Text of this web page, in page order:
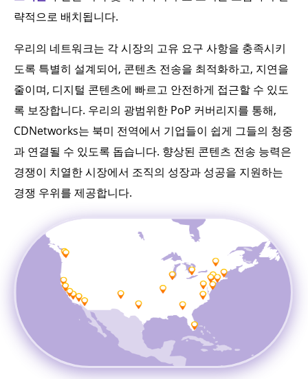
략적으로 배치됩니다.
우리의 네트워크는 각 시장의 고유 요구 사항을 충족시키
도록 특별히 설계되어, 콘텐츠 전송을 최적화하고, 지연을
줄이며, 디지털 콘텐츠에 빠르고 안전하게 접근할 수 있도
록 보장합니다. 우리의 광범위한 PoP 커버리지를 통해,
CDNetworks는 북미 전역에서 기업들이 쉽게 그들의 청중
과 연결될 수 있도록 돕습니다. 향상된 콘텐츠 전송 능력은
경쟁이 치열한 시장에서 조직의 성장과 성공을 지원하는
경쟁 우위를 제공합니다.